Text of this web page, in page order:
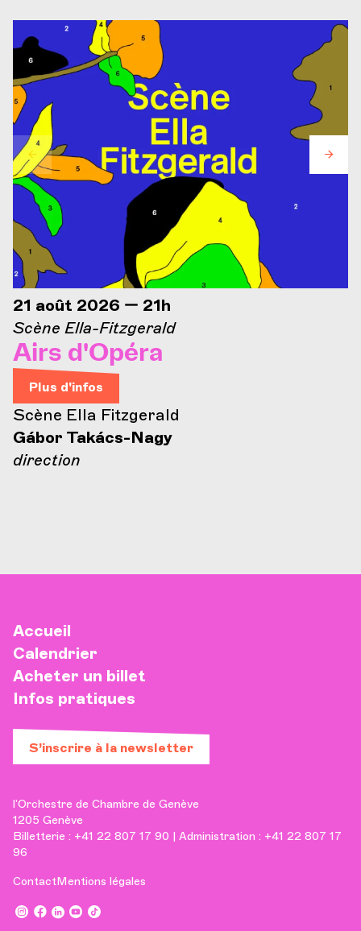
21 août 2026 — 21h
Scène Ella-Fitzgerald
Airs d'Opéra
Plus d'infos
Scène Ella Fitzgerald
Gábor Takács-Nagy
direction
Accueil
Calendrier
Acheter un billet
Infos pratiques
S’inscrire à la newsletter
l’Orchestre de Chambre de Genève
1205 Genève
Billetterie : +41 22 807 17 90 | Administration : +41 22 807 17
96
ContactMentions légales